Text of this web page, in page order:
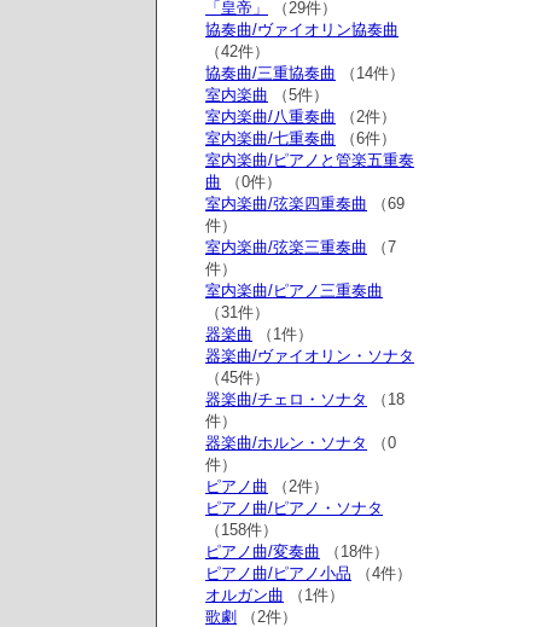
「皇帝」
（29件）
協奏曲/ヴァイオリン協奏曲
（42件）
協奏曲/三重協奏曲 （14件）
室内楽曲 （5件）
室内楽曲/八重奏曲 （2件）
室内楽曲/七重奏曲 （6件）
室内楽曲/ピアノと管楽五重奏
曲 （0件）
室内楽曲/弦楽四重奏曲 （69
件）
室内楽曲/弦楽三重奏曲 （7
件）
室内楽曲/ピアノ三重奏曲
（31件）
器楽曲 （1件）
器楽曲/ヴァイオリン・ソナタ
（45件）
器楽曲/チェロ・ソナタ
（18
件）
器楽曲/ホルン・ソナタ
（0
件）
ピアノ曲 （2件）
ピアノ曲/ピアノ・ソナタ
（158件）
ピアノ曲/変奏曲 （18件）
ピアノ曲/ピアノ小品 （4件）
オルガン曲 （1件）
歌劇
（2件）